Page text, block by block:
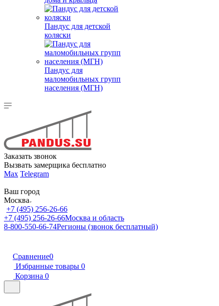
Пандус для детской
коляски
Пандус для
маломобильных групп
населения (МГН)
Заказать звонок
Вызвать замерщика бесплатно
Max Telegram
Ваш город
Москва
+7 (495) 256-26-66
+7 (495) 256-26-66Москва и область
8-800-550-66-74Регионы (звонок бесплатный)
Сравнение0
Избранные товары 0
Корзина 0